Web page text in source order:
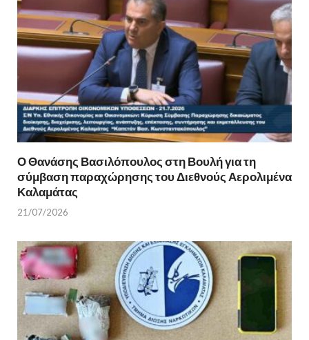
Ο Θανάσης Βασιλόπουλος στη Βουλή για τη
σύμβαση παραχώρησης του Διεθνούς Αερολιμένα
Καλαμάτας
21/07/2026